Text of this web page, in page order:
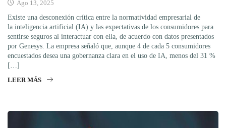
Ago 13, 2025
Existe una desconexión crítica entre la normatividad empresarial de
la inteligencia artificial (IA) y las expectativas de los consumidores para
sentirse seguros al interactuar con ella, de acuerdo con datos presentados
por Genesys. La empresa señaló que, aunque 4 de cada 5 consumidores
encuestados desea una gobernanza clara en el uso de IA, menos del 31 %
[…]
LEER MÁS